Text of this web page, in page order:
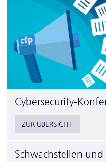
Cyber­security-
ZUR ÜBERSICHT
Schwachstellen